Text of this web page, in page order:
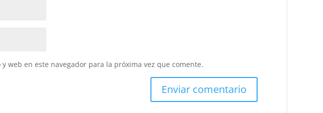
web en este navegador para la próxima vez que comente.